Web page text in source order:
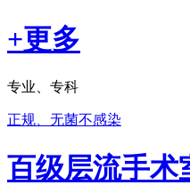
+更多
专业、专科
正规、无菌不感染
百级层流手术